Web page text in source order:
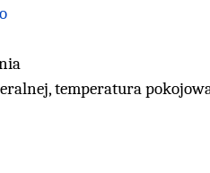
temperatura